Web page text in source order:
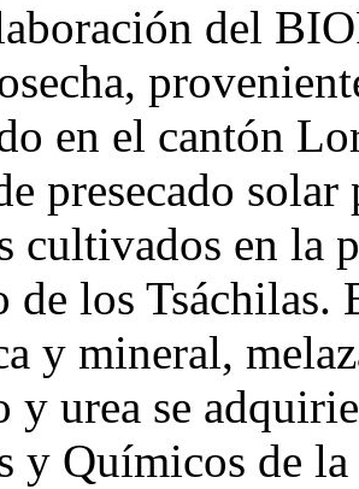
del
en el cantón
presecado
cultivados en la
de los Tsáchilas.
y mineral,
y urea se
y Químicos de